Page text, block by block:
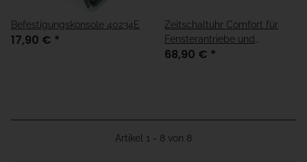
Befestigungskonsole 40234E
17,90 € *
Zeitschaltuhr Comfort für
Fensterantriebe und
Rohrmotoren
68,90 € *
Artikel 1 - 8 von 8